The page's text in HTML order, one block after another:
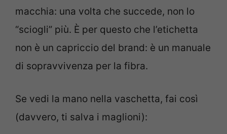
macchia: una volta che succede, non lo
“sciogli” più. È per questo che l’etichetta
non è un capriccio del brand: è un manuale
di sopravvivenza per la fibra.
Se vedi la mano nella vaschetta, fai così
(davvero, ti salva i maglioni):